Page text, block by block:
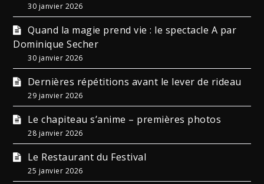
30 janvier 2026
Quand la magie prend vie : le spectacle A par
Dominique Secher
30 janvier 2026
Dernières répétitions avant le lever de rideau
29 janvier 2026
Le chapiteau s’anime – premières photos
28 janvier 2026
Le Restaurant du Festival
25 janvier 2026